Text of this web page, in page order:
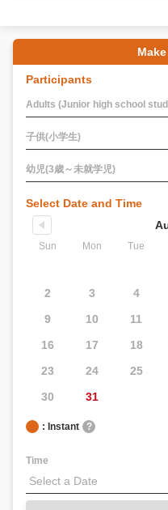
Participants
Adults (Junior high school
子供(小学生)
幼児(3歳～未就学児)
Select Date and Time
Sun Mon Tue
2
3 4
9
10 11
16
17 18
23
24 25
30
31
: Instant ?
Time